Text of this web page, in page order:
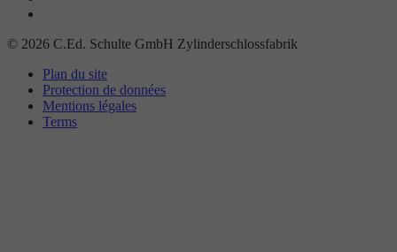
© 2026 C.Ed. Schulte GmbH Zylinderschlossfabrik
Plan du site
Protection de données
Mentions légales
Terms